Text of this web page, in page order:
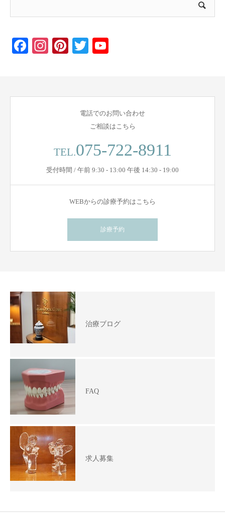
Facebook
Instagram
Pinterest
Twitter
電話でのお問い合わせ
ご相談はこちら
TEL.075-722-8911
受付時間 / 午前 9:30 - 13:00 午後 14:30 - 19:00
WEBからの診療予約はこちら
診療予約
治療ブログ
FAQ
求人募集